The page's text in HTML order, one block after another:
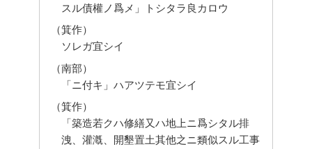
スル債權ノ爲メ」トシタラ良カロウ
（箕作）
ソレガ宜シイ
（南部）
「ニ付キ」ハアツテモ宜シイ
（箕作）
「築造若クハ修繕又ハ地上ニ爲シタル排
洩、灌漑、開墾置土其他之ニ類似スル工事